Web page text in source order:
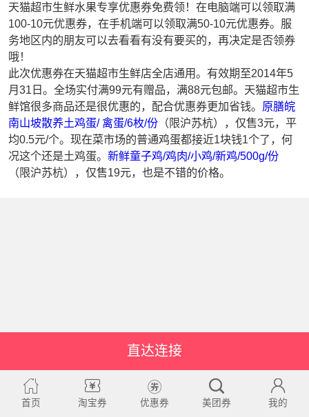
天猫超市生鲜水果专享优惠券免费领！在电脑端可以领取满
100-10元优惠券，在手机端可以领取满50-10元优惠券。服
务地区内的朋友可以去看看有没有要买的，再决定是否领券
哦！
此次优惠券在天猫超市生鲜店全店通用。有效期至2014年5
月31日。全场实付满99元有赠品，满88元包邮。天猫超市生
鲜馆很多商品还是很优惠的，配合优惠券更加省钱。 原膳皖
南山坡散养土鸡蛋/ 禽蛋/6枚/份 （限沪苏杭），仅售3元，平
均0.5元/个。现在菜市场的普通鸡蛋都接近1块钱1个了，何
况这个还是土鸡蛋。新鲜童子鸡/鸡肉/小鸡/新鸡/500g/份
（限沪苏杭），仅售19元，也是不错的价格。
直达连接
首页 淘宝券 优惠券 美团券 我的